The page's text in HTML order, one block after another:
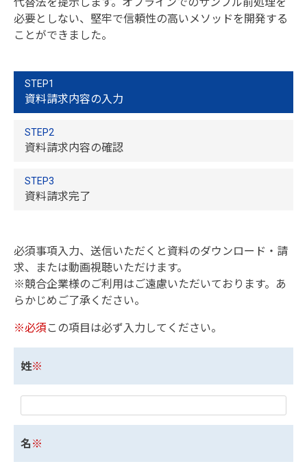
必要としない、堅牢で信頼性の高いメソッドを開発する
ことができました。
STEP1
資料請求内容の入力
STEP2
資料請求内容の確認
STEP3
資料請求完了
必須事項入力、送信いただくと資料のダウンロード・請
求、または動画視聴いただけます。
※競合企業様のご利用はご遠慮いただいております。あ
らかじめご了承ください。
※必須 この項目は必ず入力してください。
姓※
名 ※